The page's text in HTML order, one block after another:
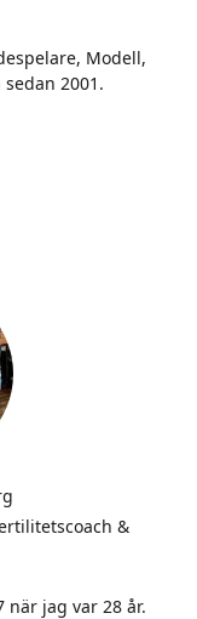
Modell,
2001.
&
när jag var 28 år.